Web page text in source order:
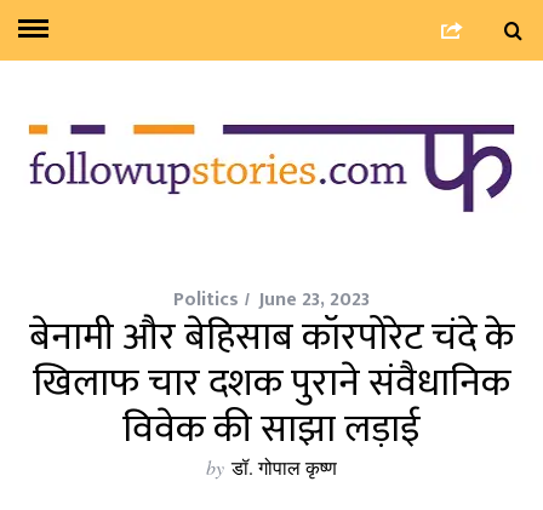
Politics June 23, 2023
बेनामी और बेहिसाब कॉरपोरेट चंदे के
खिलाफ चार दशक पुराने संवैधानिक
विवेक की साझा लड़ाई
by डॉ. गोपाल कृष्ण